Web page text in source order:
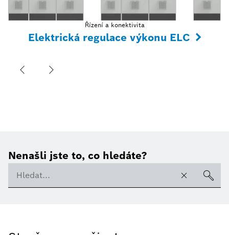
Řízení a konektivita
Elektrická regulace výkonu ELC
Nenašli jste to, co hledáte?